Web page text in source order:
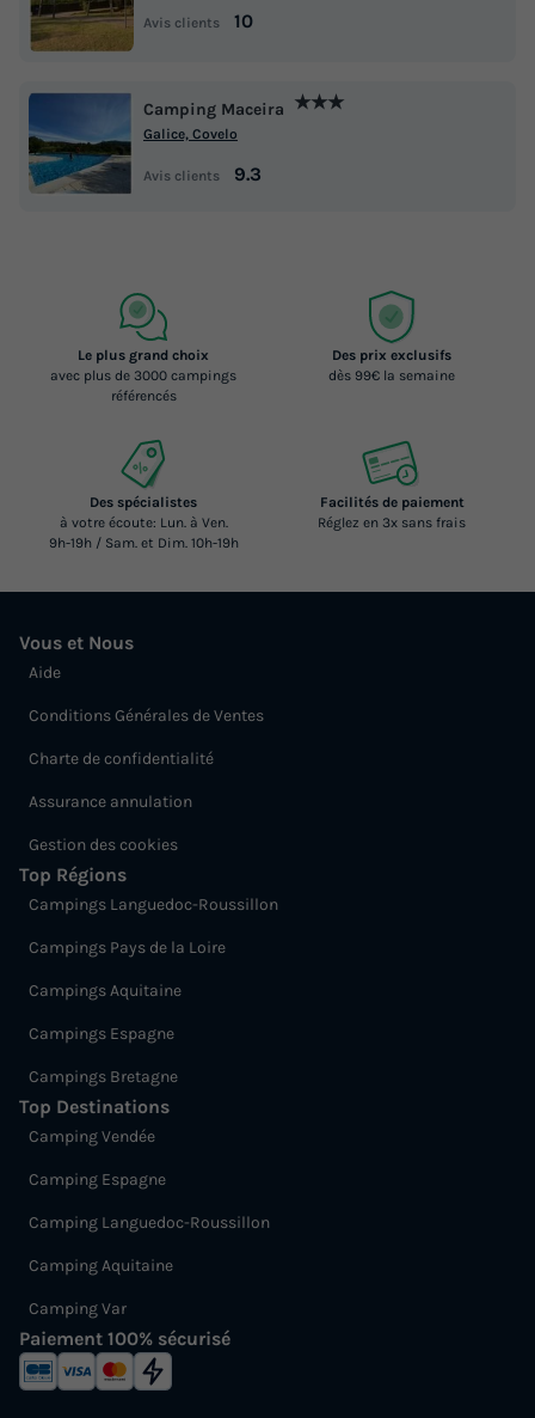
Avis clients 10
Camping Maceira ★★★
Galice, Covelo
Avis clients 9.3
Le plus grand choix
avec plus de 3000 campings
référencés
Des prix exclusifs
dès 99€ la semaine
Des spécialistes
à votre écoute: Lun. à Ven.
9h-19h / Sam. et Dim. 10h-19h
Facilités de paiement
Réglez en 3x sans frais
Vous et Nous
Aide
Conditions Générales de Ventes
Charte de confidentialité
Assurance annulation
Gestion des cookies
Top Régions
Campings Languedoc-Roussillon
Campings Pays de la Loire
Campings Aquitaine
Campings Espagne
Campings Bretagne
Top Destinations
Camping Vendée
Camping Espagne
Camping Languedoc-Roussillon
Camping Aquitaine
Camping Var
Paiement 100% sécurisé